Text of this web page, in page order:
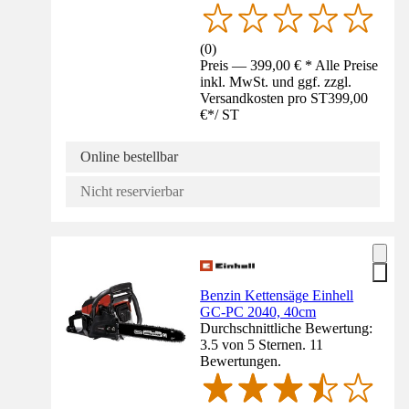
(0)
Preis — 399,00 € * Alle Preise
inkl. MwSt. und ggf. zzgl.
Versandkosten pro ST399,00
€*/ ST
Online bestellbar
Nicht reservierbar
Benzin Kettensäge Einhell
GC-PC 2040, 40cm
Durchschnittliche Bewertung:
3.5 von 5 Sternen. 11
Bewertungen.